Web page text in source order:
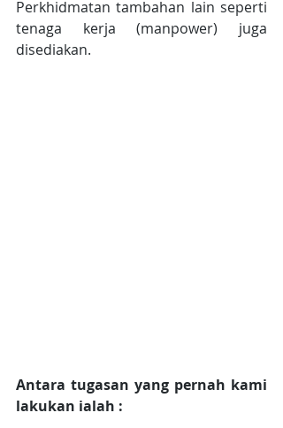
Perkhidmatan tambahan lain seperti
tenaga kerja (manpower) juga
disediakan.
Antara tugasan yang pernah kami
lakukan ialah :